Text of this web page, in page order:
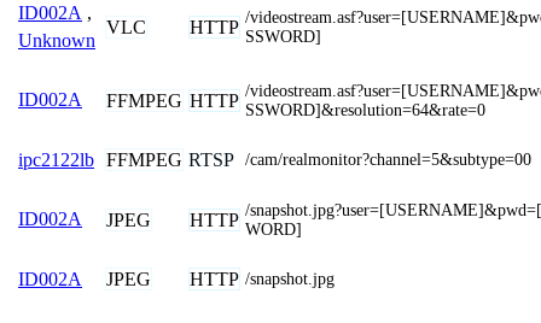
ID002A ,
Unknown
VLC HTTP /
SSWORD]
ID002A FFMPEG HTTP /
SSWORD]&resolution=64&rate=0
ipc2122lb FFMPEG RTSP /cam/realmonitor?channel=5&subtype=00
ID002A JPEG HTTP /
WORD]
ID002A JPEG HTTP /snapshot.jpg